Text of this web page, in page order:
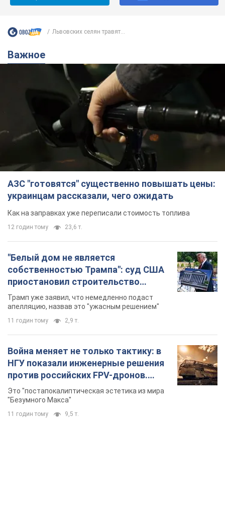
Львовских селян травят...
Важное
АЗС "готовятся" существенно повышать цены:
украинцам рассказали, чего ожидать
Как на заправках уже переписали стоимость топлива
12 годин тому 23,6 т.
"Белый дом не является
собственностью Трампа": суд США
приостановил строительство
бального зала стоимостью 400 млн
долларов
Трамп уже заявил, что немедленно подаст
апелляцию, назвав это "ужасным решением"
11 годин тому 2,9 т.
Война меняет не только тактику: в
НГУ показали инженерные решения
против российских FPV-дронов.
Фото
Это "постапокалиптическая эстетика из мира
"Безумного Макса"
11 годин тому 9,5 т.